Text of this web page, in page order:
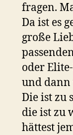
fragen.
Da ist es
große
oder
und dann
Die ist zu
die ist zu
hättest